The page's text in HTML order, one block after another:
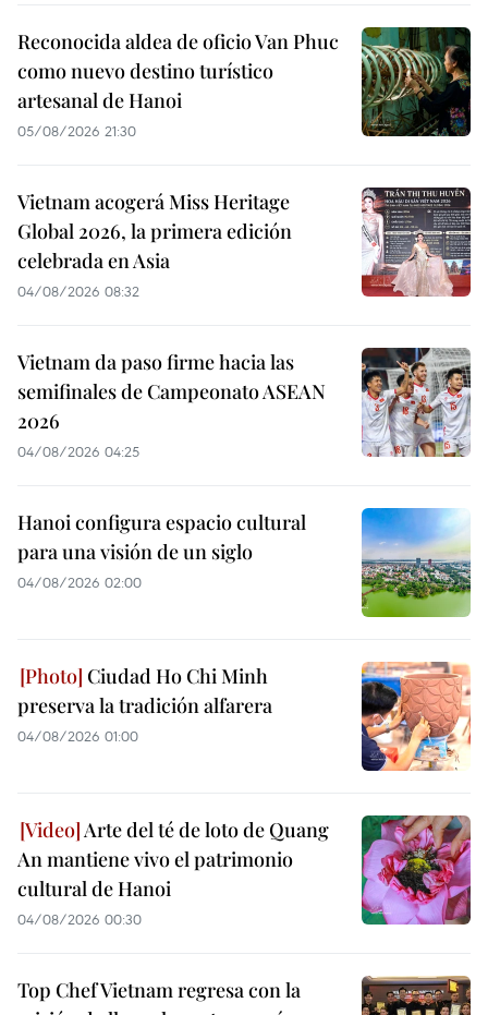
Reconocida aldea de oficio Van Phuc
como nuevo destino turístico
artesanal de Hanoi
05/08/2026 21:30
Vietnam acogerá Miss Heritage
Global 2026, la primera edición
celebrada en Asia
04/08/2026 08:32
Vietnam da paso firme hacia las
semifinales de Campeonato ASEAN
2026
04/08/2026 04:25
Hanoi configura espacio cultural
para una visión de un siglo
04/08/2026 02:00
Ciudad Ho Chi Minh
preserva la tradición alfarera
04/08/2026 01:00
Arte del té de loto de Quang
An mantiene vivo el patrimonio
cultural de Hanoi
04/08/2026 00:30
Top Chef Vietnam regresa con la